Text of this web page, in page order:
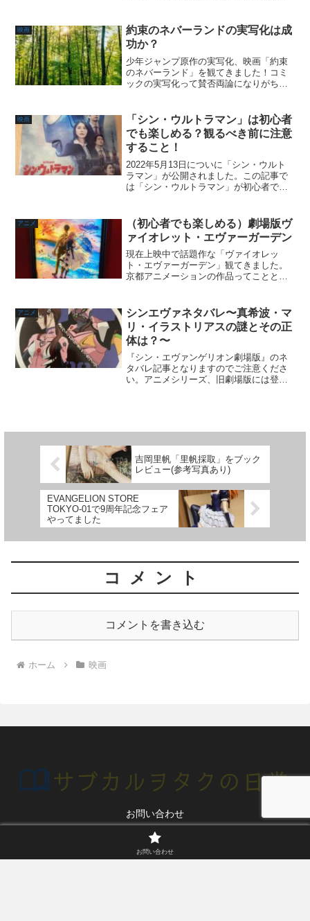
は楽しめますが、登場人物に感情移入し
づらい＋置いてかれる要素...
映画
約束のネバーランドの実写化は成
功か？
少年ジャンプ原作の実写化、映画「約束
のネバーランド」を観てきました！コミ
ックの実写化って賛否両論になりがちで
ます。個人の評価として、映画「約束の
ネバーランド」は原作派も...
映画
「シン・ウルトラマン」は初心者
でも楽しめる？観るべき前に注意
すること！
2022年5月13日についに「シン・ウルト
ラマン」が公開されました。この記事で
は「シン・ウルトラマン」が初心者でも
ルトラマン」は初心者でも楽しめるが、
先入観ゼロで観るこ...
アニメ
（初心者でも楽しめる）劇場版ヴ
ァイオレット・エヴァーガーデン
現在上映中で話題作な「ヴァイオレッ
ト・エヴァーガーデン」観てきました。
京都アニメーションの作品ってこととそ
ですよ。さらに動画配信がネトフリのみ
なんで、U-NEXTユーザ...
アニメ
シンエヴァネタバレ〜真希波・マ
リ・イラストリアスの謎とその正
体は？〜
『シン・エヴァンゲリオン劇場版』のネ
タバレ記事となりますのでご注意くださ
い。アニメシリーズ、旧劇場版には登場
吉岡里帆「里帆採取」をブック
レビュー(参考写真あり)
EVANGELION STORE
TOKYO-01で9周年記念フェア
やってました
コメント
コメントを書き込む
ホーム 映画
お問い合わせ
© 2020 サブカルヲタクの日常.
お問い合わせ